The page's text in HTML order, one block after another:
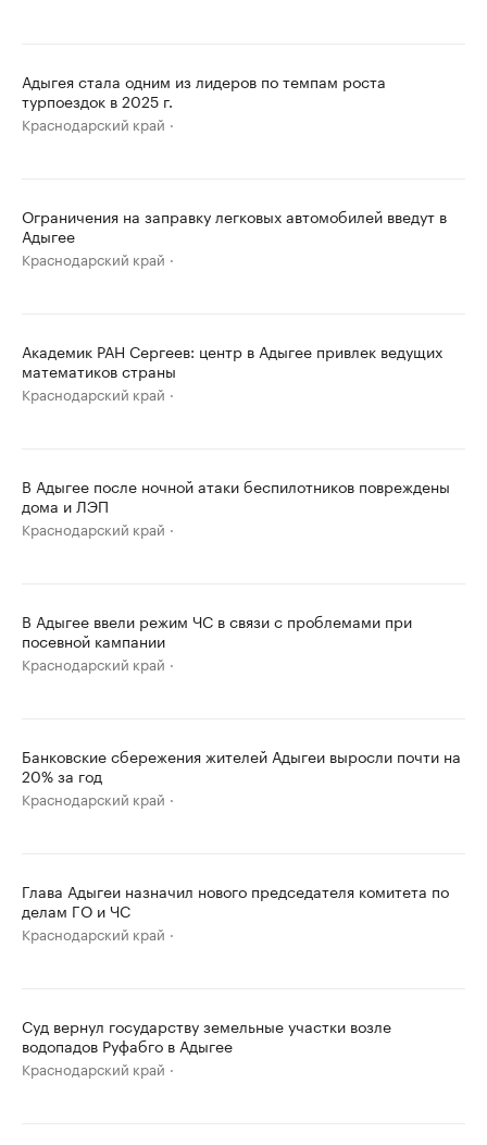
Адыгея стала одним из лидеров по темпам роста
турпоездок в 2025 г.
Краснодарский край
Ограничения на заправку легковых автомобилей введут в
Адыгее
Краснодарский край
Академик РАН Сергеев: центр в Адыгее привлек ведущих
математиков страны
Краснодарский край
В Адыгее после ночной атаки беспилотников повреждены
дома и ЛЭП
Краснодарский край
В Адыгее ввели режим ЧС в связи с проблемами при
посевной кампании
Краснодарский край
Банковские сбережения жителей Адыгеи выросли почти на
20% за год
Краснодарский край
Глава Адыгеи назначил нового председателя комитета по
делам ГО и ЧС
Краснодарский край
Суд вернул государству земельные участки возле
водопадов Руфабго в Адыгее
Краснодарский край